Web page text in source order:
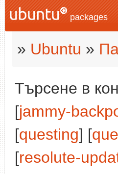
packages
» Ubuntu »
Търсене в
[jammy-
[questing] [
[resolute-